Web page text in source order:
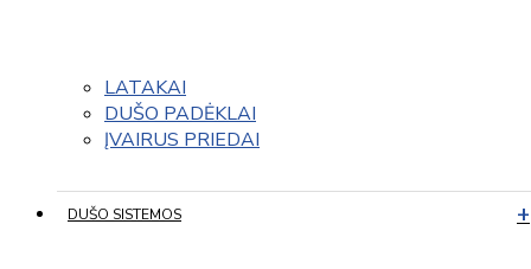
LATAKAI
DUŠO PADĖKLAI
ĮVAIRUS PRIEDAI
DUŠO SISTEMOS